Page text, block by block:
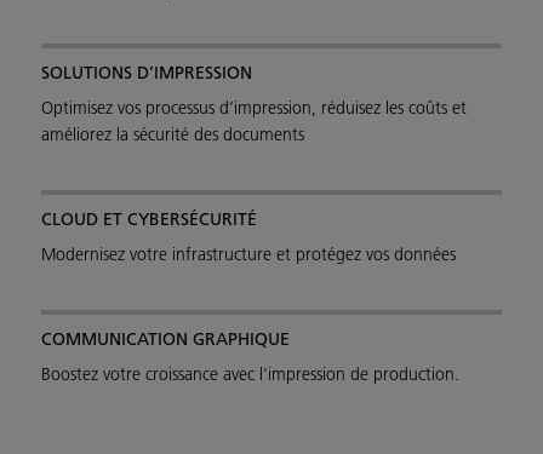
SOLUTIONS D’IMPRESSION
Optimisez vos processus d’impression, réduisez les coûts et
améliorez la sécurité des documents
CLOUD ET CYBERSÉCURITÉ
Modernisez votre infrastructure et protégez vos données
COMMUNICATION GRAPHIQUE
Boostez votre croissance avec l'impression de production.